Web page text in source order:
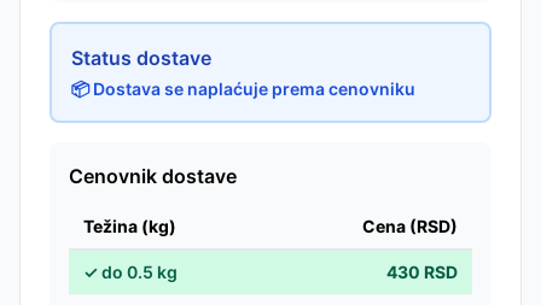
Status dostave
📦 Dostava se naplaćuje prema cenovniku
Cenovnik dostave
Težina (kg) Cena (RSD)
✓do 0.5 kg 430 RSD